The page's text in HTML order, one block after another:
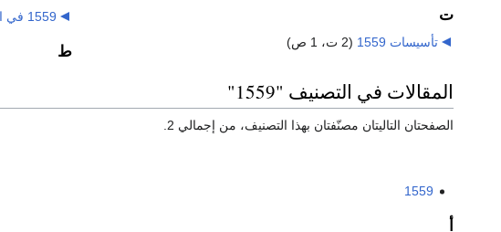
ت
تأسيسات 1559 (2 ت، 1 ص)
1559 في السياسة
ط
المقالات في التصنيف "1559"
الصفحتان التاليتان مصنّفتان بهذا التصنيف، من إجمالي 2.
1559